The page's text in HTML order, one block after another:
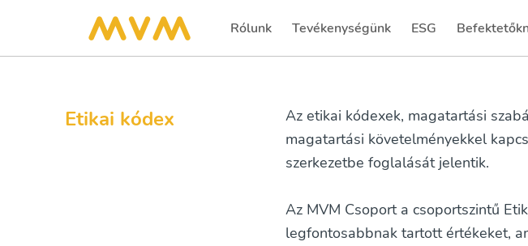
Rólunk Tevékenységünk ESG
Etikai kódex
Az etikai kódexek, magatartási
magatartási követelményekkel
szerkezetbe foglalását jelentik.
Az MVM Csoport a csoportszintű
legfontosabbnak tartott értékeket,